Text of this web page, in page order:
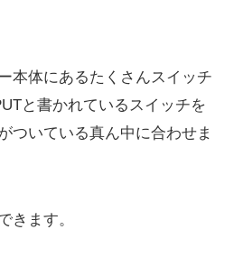
本体にあるたくさんスイッチ
と書かれているスイッチを
ついている真ん中に合わせま
きます。